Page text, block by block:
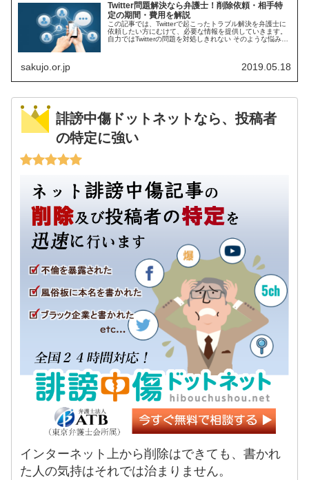
Twitter問題解決なら弁護士！削除依頼・相手特
定の期間・費用を解説
この記事では、Twitterで起こったトラブル解決を弁護士に
依頼したい方にむけて、必要な情報を提供していきます。
自力ではTwitterの問題を対処しきれない そのような悩みを
sakujo.or.jp 2019.05.18
誹謗中傷ドットネットなら、投稿者
の特定に強い
インターネット上から削除はできても、書かれ
た人の気持はそれでは治まりません。